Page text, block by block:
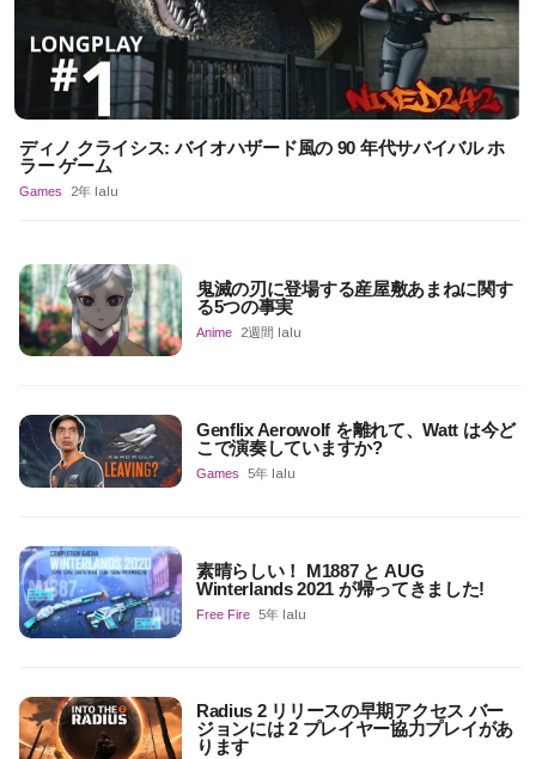
ディノ クライシス: バイオハザード風の 90 年代サバイバル ホ
ラー ゲーム
Games 2年 lalu
鬼滅の刃に登場する産屋敷あまねに関す
る5つの事実
Anime 2週間 lalu
Genflix Aerowolf を離れて、Watt は今ど
こで演奏していますか?
Games 5年 lalu
素晴らしい！ M1887 と AUG
Winterlands 2021 が帰ってきました!
Free Fire 5年 lalu
Radius 2 リリースの早期アクセス バー
ジョンには 2 プレイヤー協力プレイがあ
ります